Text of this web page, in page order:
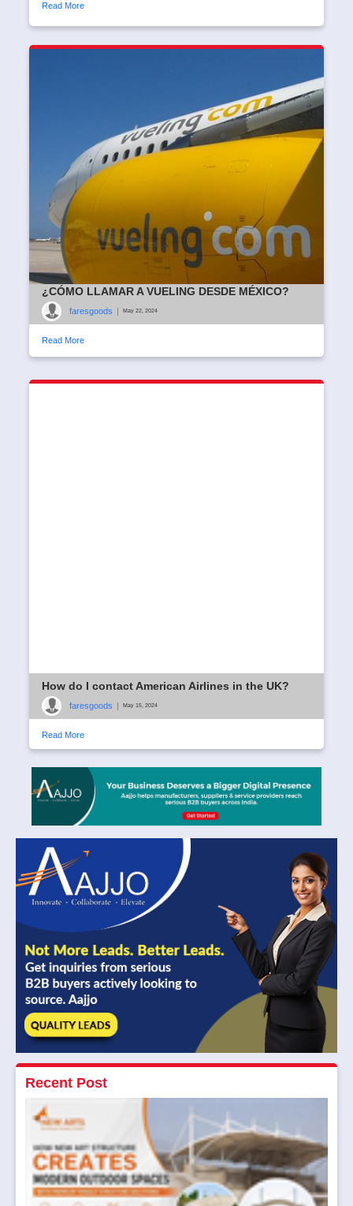
Read More
¿CÓMO LLAMAR A VUELING DESDE MÉXICO?
faresgoods May 22, 2024
Read More
How do I contact American Airlines in the UK?
faresgoods May 15, 2024
Read More
Recent Post